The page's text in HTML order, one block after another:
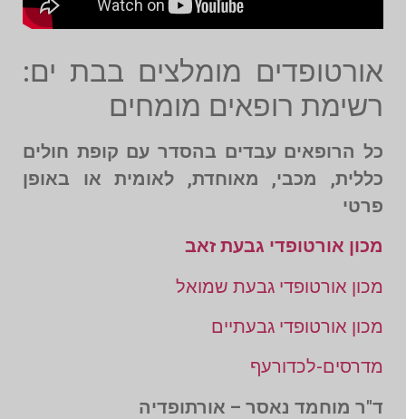
אורטופדים מומלצים בבת ים:
רשימת רופאים מומחים
כל הרופאים עבדים בהסדר עם קופת חולים
כללית, מכבי, מאוחדת, לאומית או באופן
פרטי
מכון אורטופדי גבעת זאב
מכון אורטופדי גבעת שמואל
מכון אורטופדי גבעתיים
מדרסים-לכדורעף
ד"ר מוחמד נאסר – אורתופדיה